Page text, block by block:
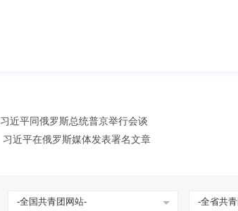
习近平同俄罗斯总统普京举行会谈
习近平在俄罗斯媒体发表署名文章
-全国共青团网站- -全省共